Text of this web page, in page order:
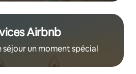
Airbnb
séjour un moment spécial